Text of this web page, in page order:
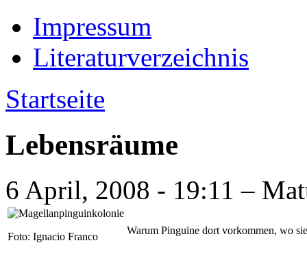
Impressum
Literaturverzeichnis
Startseite
Lebensräume
6 April, 2008 - 19:11 –
Foto: Ignacio Franco
Warum Pinguine dort vorkommen, wo